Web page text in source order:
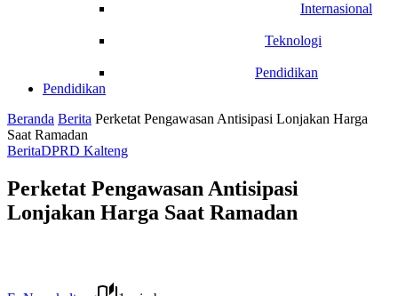
Internasional
Teknologi
Pendidikan
Pendidikan
Beranda Berita Perketat Pengawasan Antisipasi Lonjakan Harga
Saat Ramadan
BeritaDPRD Kalteng
Perketat Pengawasan Antisipasi
Lonjakan Harga Saat Ramadan